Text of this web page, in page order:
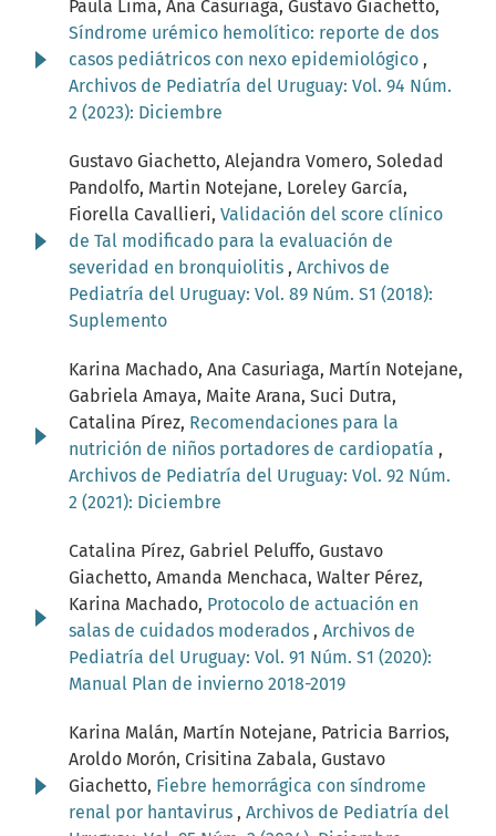
Paula Lima, Ana Casuriaga, Gustavo Giachetto,
Síndrome urémico hemolítico: reporte de dos
casos pediátricos con nexo epidemiológico ,
Archivos de Pediatría del Uruguay: Vol. 94 Núm.
2 (2023): Diciembre
Gustavo Giachetto, Alejandra Vomero, Soledad
Pandolfo, Martin Notejane, Loreley García,
Fiorella Cavallieri, Validación del score clínico
de Tal modificado para la evaluación de
severidad en bronquiolitis , Archivos de
Pediatría del Uruguay: Vol. 89 Núm. S1 (2018):
Suplemento
Karina Machado, Ana Casuriaga, Martín Notejane,
Gabriela Amaya, Maite Arana, Suci Dutra,
Catalina Pírez, Recomendaciones para la
nutrición de niños portadores de cardiopatía ,
Archivos de Pediatría del Uruguay: Vol. 92 Núm.
2 (2021): Diciembre
Catalina Pírez, Gabriel Peluffo, Gustavo
Giachetto, Amanda Menchaca, Walter Pérez,
Karina Machado, Protocolo de actuación en
salas de cuidados moderados , Archivos de
Pediatría del Uruguay: Vol. 91 Núm. S1 (2020):
Manual Plan de invierno 2018-2019
Karina Malán, Martín Notejane, Patricia Barrios,
Aroldo Morón, Crisitina Zabala, Gustavo
Giachetto, Fiebre hemorrágica con síndrome
renal por hantavirus , Archivos de Pediatría del